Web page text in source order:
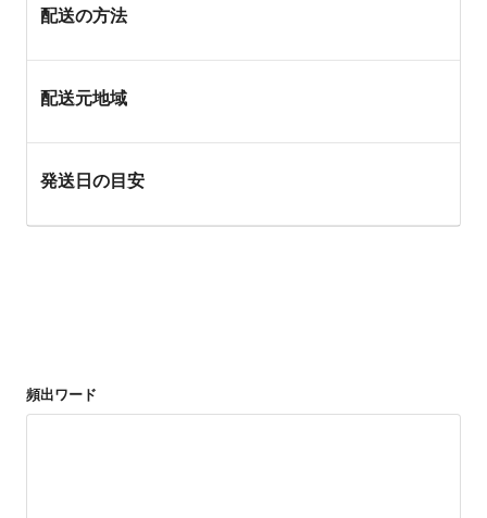
配送の方法
配送元地域
発送日の目安
頻出ワード